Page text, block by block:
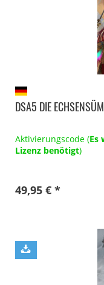
DSA5 DIE
Aktivierungscode (Es
Lizenz benötigt)
49,95 € *